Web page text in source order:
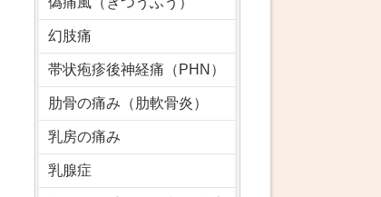
幻肢痛
帯状疱疹後神経痛（PHN）
肋骨の痛み（肋軟骨炎）
乳房の痛み
乳腺症